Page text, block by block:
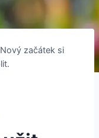
Nový začátek si